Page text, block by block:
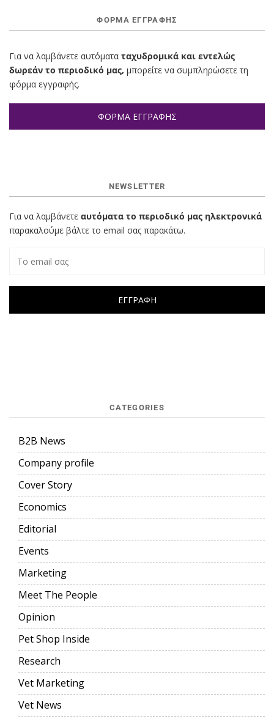
ΦΌΡΜΑ ΕΓΓΡΑΦΉΣ
Για να λαμβάνετε αυτόματα ταχυδρομικά και εντελώς
δωρεάν το περιοδικό μας, μπορείτε να συμπληρώσετε τη
φόρμα εγγραφής.
ΦΟΡΜΑ ΕΓΓΡΑΦΗΣ
NEWSLETTER
Για να λαμβάνετε αυτόματα το περιοδικό μας ηλεκτρονικά
παρακαλούμε βάλτε το email σας παρακάτω.
CATEGORIES
B2B News
Company profile
Cover Story
Economics
Editorial
Events
Marketing
Meet The People
Opinion
Pet Shop Inside
Research
Vet Marketing
Vet News